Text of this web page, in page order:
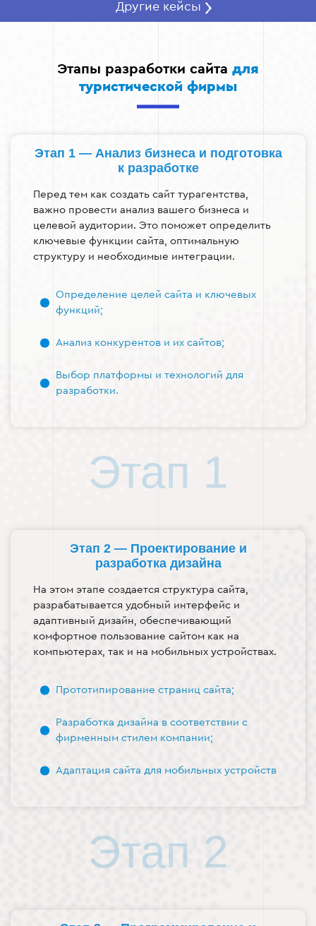
Другие кейсы
Этапы разработки сайта для
туристической фирмы
Этап 1 — Анализ бизнеса и подготовка
к разработке
Перед тем как создать сайт турагентства,
важно провести анализ вашего бизнеса и
целевой аудитории. Это поможет определить
ключевые функции сайта, оптимальную
структуру и необходимые интеграции.
Определение целей сайта и ключевых
функций;
Анализ конкурентов и их сайтов;
Выбор платформы и технологий для
разработки.
Этап 1
Этап 2 — Проектирование и
разработка дизайна
На этом этапе создается структура сайта,
разрабатывается удобный интерфейс и
адаптивный дизайн, обеспечивающий
комфортное пользование сайтом как на
компьютерах, так и на мобильных устройствах.
Прототипирование страниц сайта;
Разработка дизайна в соответствии с
фирменным стилем компании;
Адаптация сайта для мобильных устройств
Этап 2